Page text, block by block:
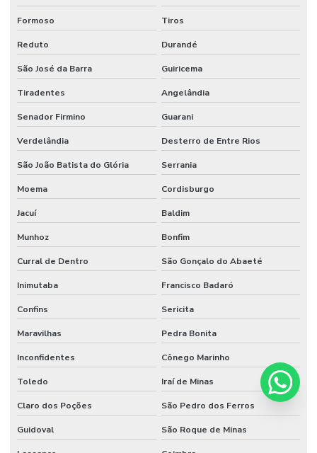
Formoso Tiros
Reduto Durandé
São José da Barra Guiricema
Tiradentes Angelândia
Senador Firmino Guarani
Verdelândia Desterro de Entre Rios
São João Batista do Glória Serrania
Moema Cordisburgo
Jacuí Baldim
Munhoz Bonfim
Curral de Dentro São Gonçalo do Abaeté
Inimutaba Francisco Badaró
Confins Sericita
Maravilhas Pedra Bonita
Inconfidentes Cônego Marinho
Toledo Iraí de Minas
Claro dos Poções São Pedro dos Ferros
Guidoval São Roque de Minas